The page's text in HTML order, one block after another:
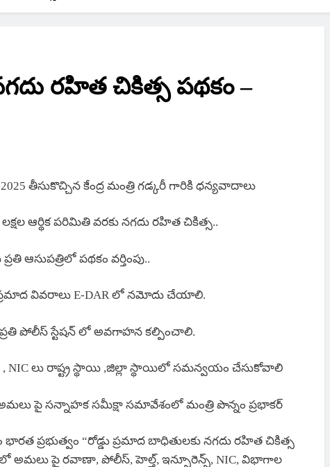
రహిత చికిత్స పథకం –
తీసుకొచ్చిన కేంద్ర మంత్రి గడ్కరీ గారికి ధన్యవాదాలు
ఆర్థిక పరిమితి వరకు నగదు రహిత చికిత్స..
ఆసుపత్రిలో పథకం వర్తింపు..
వివరాలు E-DAR లో నమోదు చేయాలి.
ప్రతి పోలీస్ స్టేషన్ లో అవగాహన కల్పించాలి.
లు రాష్ట్ర స్థాయి ,జిల్లా స్థాయిలో సమన్వయం చేసుకోవాలి
పై సన్నాహక సమీక్షా సమావేశంలో మంత్రి పొన్నం ప్రభాకర్
ప్రభుత్వం “రోడ్డు ప్రమాద బాధితులకు నగదు రహిత చికిత్స
లో అమలు పై రవాణా, పోలీస్, హెల్త్, ఇన్సూరెన్స్, NIC, విభాగాల